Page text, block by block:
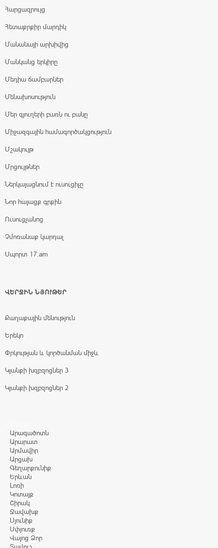
Հարցազրույց
Հետաքրքիր մարդիկ
Մանանայի արխիվից
Մանկանց երկիրը
Մեդիա ճամբարներ
Մենախոսություն
Մեր գյուղերի բառն ու բանը
Միջազգային համագործակցություն
Մշակույթ
Մրցույթներ
Ներկայացնում է ուսուցիչը
Նոր հայացք գրքին
Ուսուցչանոց
Չմոռանաք կարդալ
Սպորտ 17.am
ՎԵՐՋԻՆ ՆՅՈՒԹԵՐ
Քաղաքային մենություն
Երեկո
Փրկության և կործանման միջև
Կյանքի խզբզոցներ 3
Կյանքի խզբզոցներ 2
Արագածոտն
Արարատ
Արմավիր
Արցախ
Գեղարքունիք
Երևան
Լոռի
Կոտայք
Շիրակ
Ջավախք
Սյունիք
Սփյուռք
Վայոց Ձոր